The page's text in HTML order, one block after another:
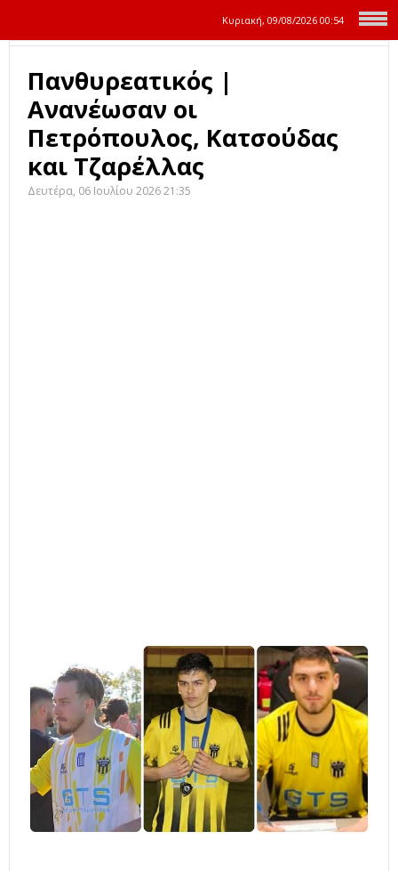
Κυριακή, 09/08/2026 00:54
Πανθυρεατικός |
Ανανέωσαν οι
Πετρόπουλος, Κατσούδας
και Τζαρέλλας
Δευτέρα, 06 Ιουλίου 2026 21:35